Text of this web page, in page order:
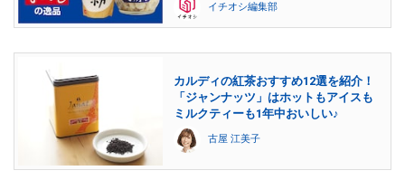
イチオシ編集部
カルディの紅茶おすすめ12選を紹介！
「ジャンナッツ」はホットもアイスも
ミルクティーも1年中おいしい♪
古屋 江美子